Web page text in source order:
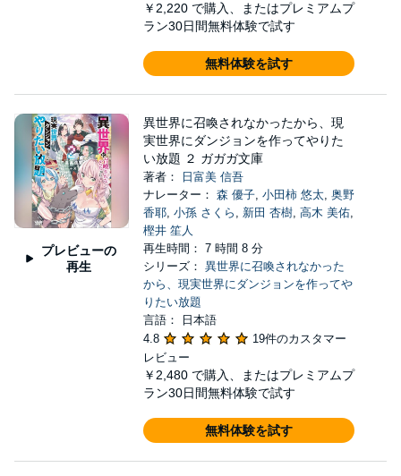
￥2,220 で購入、またはプレミアムプ
ラン30日間無料体験で試す
無料体験を試す
プレビューの
再生
異世界に召喚されなかったから、現
実世界にダンジョンを作ってやりた
い放題 ２ ガガガ文庫
著者：
日富美 信吾
ナレーター： 森 優子, 小田柿 悠太, 奥野
香耶, 小孫 さくら , 新田 杏樹, 高木 美佑,
樫井 笙人
再生時間： 7 時間 8 分
シリーズ： 異世界に召喚されなかった
から、現実世界にダンジョンを作ってや
りたい放題
言語： 日本語
4.8
19件のカスタマー
レビュー
￥2,480 で購入、またはプレミアムプ
ラン30日間無料体験で試す
無料体験を試す